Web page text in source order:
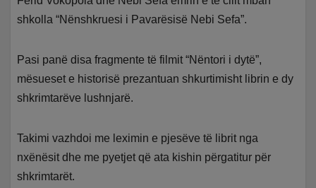
shkolla “Nënshkruesi i Pavarësisë Nebi Sefa”.
Pasi panë disa fragmente të filmit “Nëntori i dytë”,
mësueset e historisë prezantuan shkurtimisht librin e dy
shkrimtarëve lushnjarë.
Takimi vazhdoi me leximin e pjesëve të librit nga
nxënësit dhe me pyetjet që ata kishin përgatitur për
shkrimtarët.